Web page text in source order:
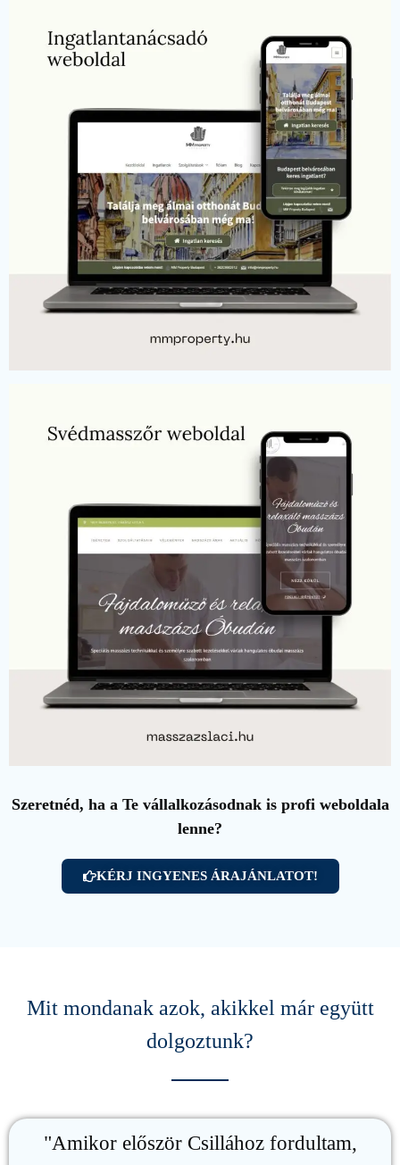
Szeretnéd, ha a Te vállalkozásodnak is profi weboldala
lenne?
KÉRJ INGYENES ÁRAJÁNLATOT!
Mit mondanak azok, akikkel már együtt
dolgoztunk?
"Amikor először Csillához fordultam,